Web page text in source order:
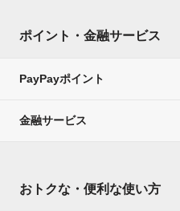
ポイント・金融サービス
PayPayポイント
金融サービス
おトクな・便利な使い方